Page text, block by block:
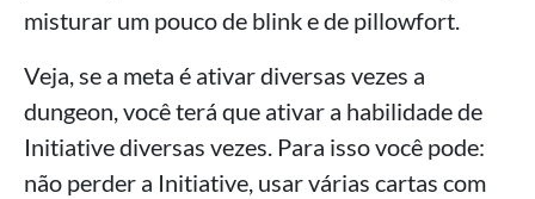
misturar um pouco de blink e de pillowfort.
Veja, se a meta é ativar diversas vezes a
dungeon, você terá que ativar a habilidade de
Initiative diversas vezes. Para isso você pode:
não perder a Initiative, usar várias cartas com